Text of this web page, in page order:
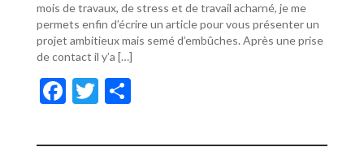
mois de travaux, de stress et de travail acharné, je me
permets enfin d’écrire un article pour vous présenter un
projet ambitieux mais semé d’embûches. Après une prise
de contact il y’a […]
F
e
T
itt ta